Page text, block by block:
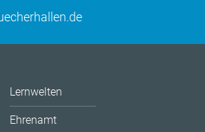
Lernwelten
Ehrenamt